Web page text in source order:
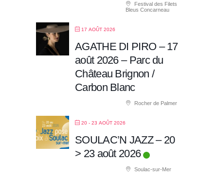
Festival des Filets
Bleus Concarneau
17 AOÛT 2026
AGATHE DI PIRO – 17
août 2026 – Parc du
Château Brignon /
Carbon Blanc
Rocher de Palmer
20 - 23 AOÛT 2026
SOULAC’N JAZZ – 20
> 23 août 2026
Soulac-sur-Mer